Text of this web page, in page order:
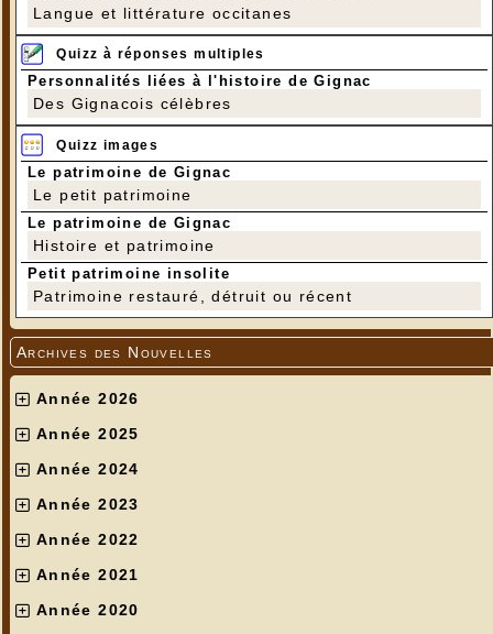
Langue et littérature occitanes
Quizz à réponses multiples
Personnalités liées à l'histoire de Gignac
Des Gignacois célèbres
Quizz images
Le patrimoine de Gignac
Le petit patrimoine
Le patrimoine de Gignac
Histoire et patrimoine
Petit patrimoine insolite
Patrimoine restauré, détruit ou récent
Archives des Nouvelles
Année 2026
Année 2025
Année 2024
Année 2023
Année 2022
Année 2021
Année 2020